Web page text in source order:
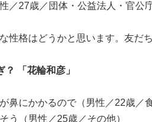
／27歳／団体・公益法人・官公庁
性格はどうかと思います。友だ
「花輪和彦」
鼻にかかるので（男性／22歳／
う（男性／25歳／その他）